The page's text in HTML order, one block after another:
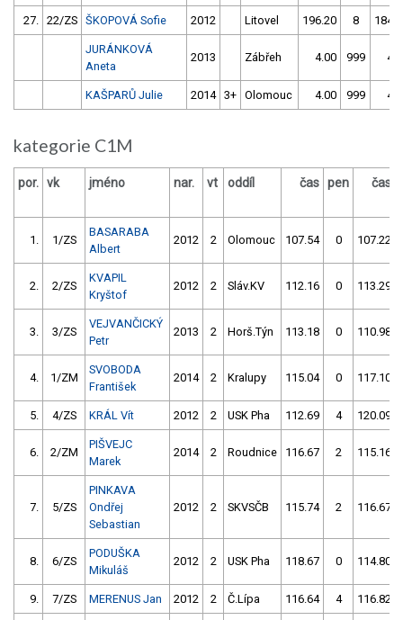
27. 22/ZS ŠKOPOVÁ Sofie 2012 Litovel 196.20 8
JURÁNKOVÁ
Aneta
2013 Zábřeh 4.00 999
KAŠPARŮ Julie 2014 3+ Olomouc 4.00 999
kategorie C1M
por. vk jméno nar. vt oddíl čas pen čas
1. 1/ZS
BASARABA
Albert
2012 2 Olomouc 107.54 0 107.22
2. 2/ZS
KVAPIL
Kryštof
2012 2 Sláv.KV 112.16 0 113.29
3. 3/ZS
VEJVANČICKÝ
Petr
2013 2 Horš.Týn 113.18 0 110.98
4. 1/ZM
SVOBODA
František
2014 2 Kralupy 115.04 0 117.10
5. 4/ZS KRÁL Vít 2012 2 USK Pha 112.69 4 120.09
6. 2/ZM
PIŠVEJC
Marek
2014 2 Roudnice 116.67 2 115.16
7. 5/ZS
PINKAVA
Ondřej
Sebastian
2012 2 SKVSČB 115.74 2 116.67
8. 6/ZS
PODUŠKA
Mikuláš
2012 2 USK Pha 118.67 0 114.80
9. 7/ZS MERENUS Jan 2012 2 Č.Lípa 116.64 4 116.82